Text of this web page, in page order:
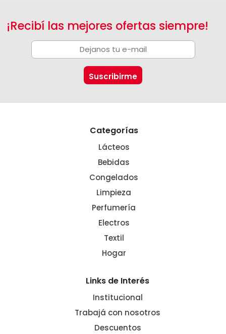
¡Recibí las mejores ofertas siempre!
Categorías
Lácteos
Bebidas
Congelados
Limpieza
Perfumería
Electros
Textil
Hogar
Links de Interés
Institucional
Trabajá con nosotros
Descuentos